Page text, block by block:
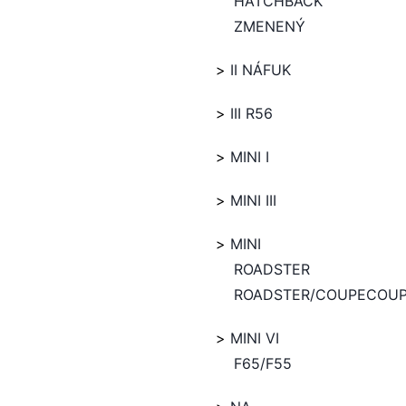
ZMENENÝ
II NÁFUK
III R56
MINI I
MINI III
MINI
ROADSTER
ROADSTER/
MINI VI
F65/F55